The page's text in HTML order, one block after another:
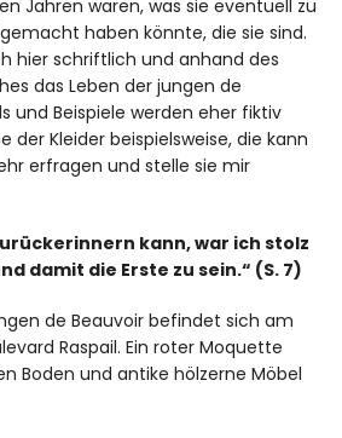
Jahren waren, was sie eventuell zu
haben könnte, die sie sind.
hier schriftlich und anhand des
das Leben der jungen de
und Beispiele werden eher fiktiv
der Kleider beispielsweise, die kann
erfragen und stelle sie mir
kann, war ich stolz
damit die Erste zu sein.“ (S. 7)
de Beauvoir befindet sich am
Raspail. Ein roter Moquette
Boden und antike hölzerne Möbel